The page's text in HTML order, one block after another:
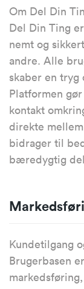
Om Del Din
Del Din Ting
nemt og
andre. Alle
skaber en
Platformen
kontakt
direkte
bidrager til
bæredygtig
Kundetilgang
Brugerbasen